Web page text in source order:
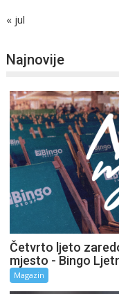
« jul
Najnovije
Četvrto ljeto
mjesto - Bingo
Magazin